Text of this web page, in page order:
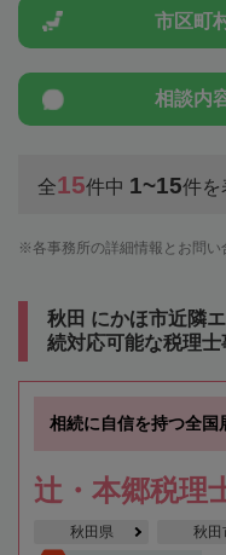
市区町
相談内
全15件中 1~15件を
各事務所の詳細情報とお問
秋田 にかほ市近隣
続対応可能な税理士
相続に自信を持つ全国
辻・本郷税理
秋田県 秋田